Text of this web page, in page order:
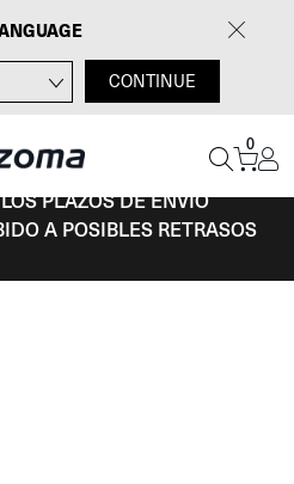
CONTINUE
0
PLAZOS DE ENVÍO
A POSIBLES RETRASOS